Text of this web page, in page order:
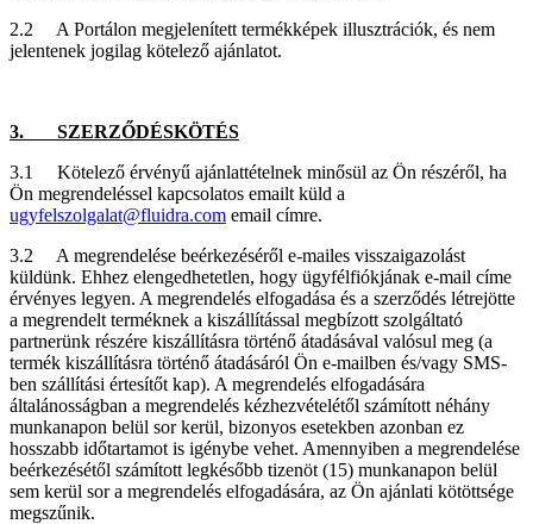
2.2 A Portálon megjelenített termékképek illusztrációk, és nem
jelentenek jogilag kötelező ajánlatot.
3. SZERZŐDÉSKÖTÉS
3.1 Kötelező érvényű ajánlattételnek minősül az Ön részéről, ha
Ön megrendeléssel kapcsolatos emailt küld a
ugyfelszolgalat@fluidra.com email címre.
3.2 A megrendelése beérkezéséről e-mailes visszaigazolást
küldünk. Ehhez elengedhetetlen, hogy ügyfélfiókjának e-mail címe
érvényes legyen. A megrendelés elfogadása és a szerződés létrejötte
a megrendelt terméknek a kiszállítással megbízott szolgáltató
partnerünk részére kiszállításra történő átadásával valósul meg (a
termék kiszállításra történő átadásáról Ön e-mailben és/vagy SMS-
ben szállítási értesítőt kap). A megrendelés elfogadására
általánosságban a megrendelés kézhezvételétől számított néhány
munkanapon belül sor kerül, bizonyos esetekben azonban ez
hosszabb időtartamot is igénybe vehet. Amennyiben a megrendelése
beérkezésétől számított legkésőbb tizenöt (15) munkanapon belül
sem kerül sor a megrendelés elfogadására, az Ön ajánlati kötöttsége
megszűnik.